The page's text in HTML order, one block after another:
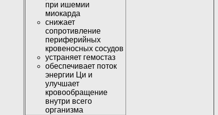
при ишемии
миокарда
снижает
сопротивление
периферийных
кровеносных сосудов
устраняет гемостаз
обеспечивает поток
энергии Ци и
улучшает
кровообращение
внутри всего
организма